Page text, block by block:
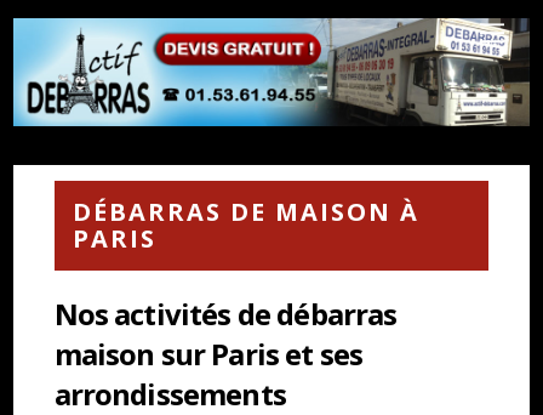
DÉBARRAS DE MAISON À
PARIS
Nos activités de débarras
maison sur Paris et ses
arrondissements